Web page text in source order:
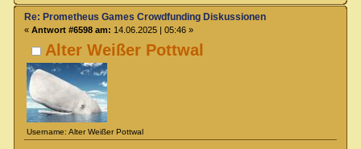
Alter Weißer Pottwal
Username: Alter Weißer Pottwal
Re: Prometheus Games Crowdfunding Diskussionen
« Antwort #6598 am: 14.06.2025 | 05:46 »